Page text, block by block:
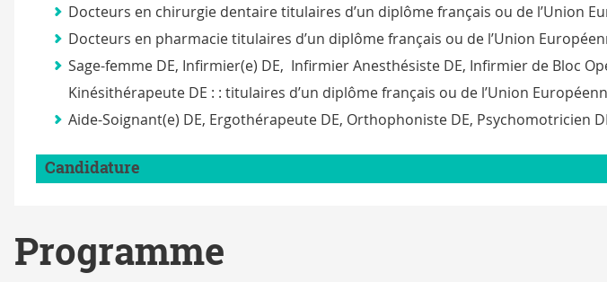
Docteurs en chirurgie dentaire titulaires d’un diplôme français ou de l’Union
Docteurs en pharmacie titulaires d’un diplôme français ou de l’Union
Sage-femme DE, Infirmier(e) DE, Infirmier Anesthésiste DE, Infirmier de Bloc
Kinésithérapeute DE : : titulaires d’un diplôme français ou de l’Union
Aide-Soignant(e) DE, Ergothérapeute DE, Orthophoniste DE, Psychomotricien
Candidature
Programme